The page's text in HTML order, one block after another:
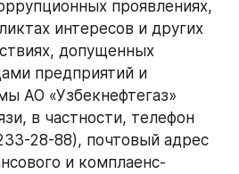
проявлениях,
интересов и других
допущенных
предприятий и
АО «Узбекнефтегаз»
в частности, телефон
28-88), почтовый адрес
и комплаенс-